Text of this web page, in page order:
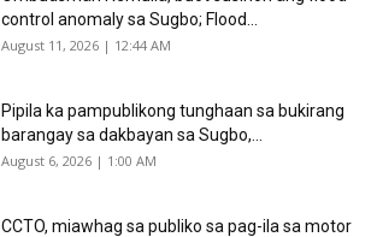
control anomaly sa Sugbo; Flood...
August 11, 2026 | 12:44 AM
Pipila ka pampublikong tunghaan sa bukirang
barangay sa dakbayan sa Sugbo,...
August 6, 2026 | 1:00 AM
CCTO, miawhag sa publiko sa pag-ila sa motor